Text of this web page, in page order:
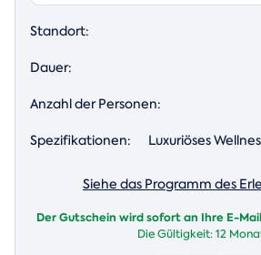
Standort:
Dauer:
Anzahl der Personen:
Spezifikationen: Luxuriöses
Siehe das Programm des
Der Gutschein wird sofort an Ihre E-
Die Gültigkeit:12